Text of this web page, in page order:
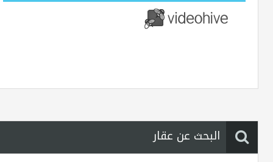
البحث عن عقار